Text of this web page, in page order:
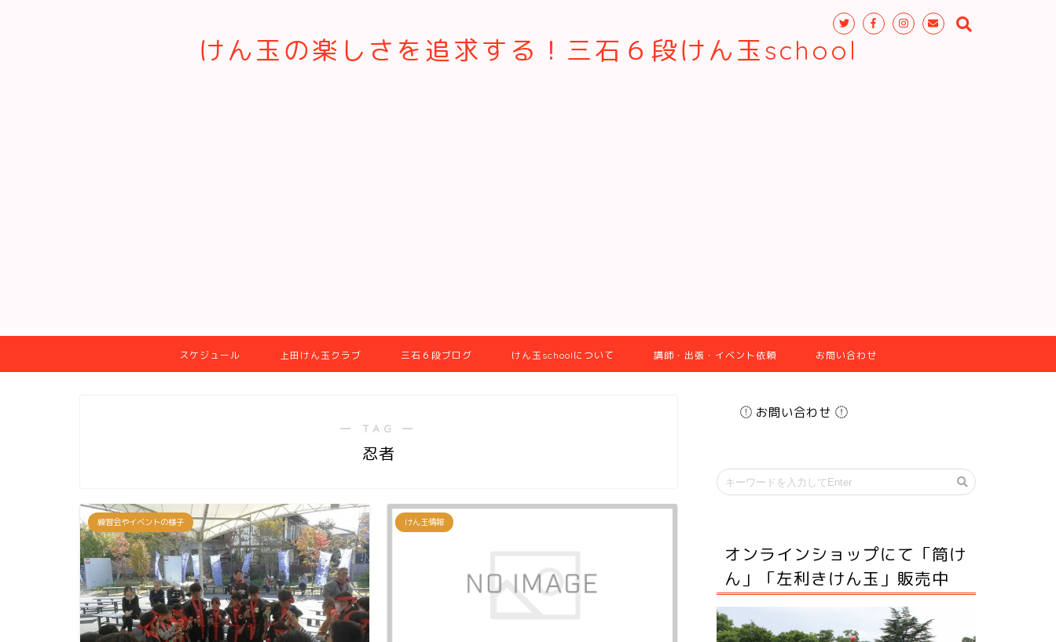
けん玉の楽しさを追求する！三石６段けん玉school
スケジュール 上田けん玉クラブ 三石６段ブログ けん玉schoolについて 講師・出張・イベント依頼 お問い合わせ
― TAG ―
忍者
練習会やイベントの様子 けん玉情報
お問い合わせ
オンラインショップにて「筒け
ん」「左利きけん玉」販売中